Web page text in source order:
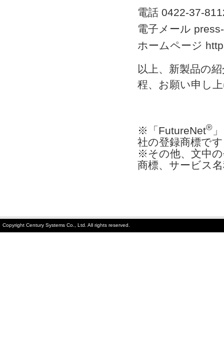
電話 0422-37-
電子メール
ホームページ
以上、新製品の
程、お願い申し
※「FutureNet®
社の登録商標で
※その他、文中
商標、サービス
Copyright Century Systems Co., Ltd. All rights reserved.